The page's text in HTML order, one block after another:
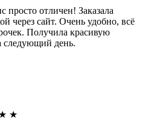
отличен! Заказала
через сайт. Очень удобно, всё
Получила красивую
следующий день.
★